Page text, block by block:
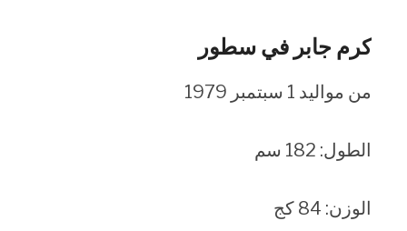
كرم جابر في سطور
من مواليد 1 سبتمبر 1979
الطول: 182 سم
الوزن: 84 كج